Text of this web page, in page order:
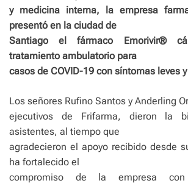
y medicina interna, la empresa
presentó en la ciudad de
Santiago el fármaco Emorivir®
tratamiento ambulatorio para
casos de COVID-19 con síntomas leves
Los señores Rufino Santos y Anderling
ejecutivos de Frifarma, dieron la
asistentes, al tiempo que
agradecieron el apoyo recibido desde
ha fortalecido el
compromiso de la empresa